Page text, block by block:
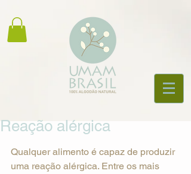
Reação alérgica
Qualquer alimento é capaz de produzir
uma reação alérgica. Entre os mais